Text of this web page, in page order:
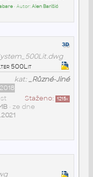
• Autor:Alen Barišić
500Lit
kat:_Různé-Jiné
Staženo: 1215x
• ze dne